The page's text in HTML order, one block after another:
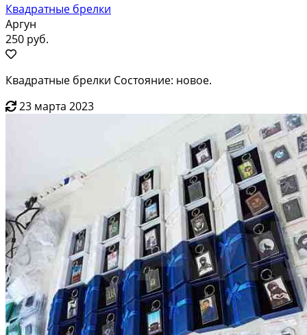
Квадратные брелки
Аргун
250 руб.
Квадратные брелки Состояние: новое.
23 марта 2023